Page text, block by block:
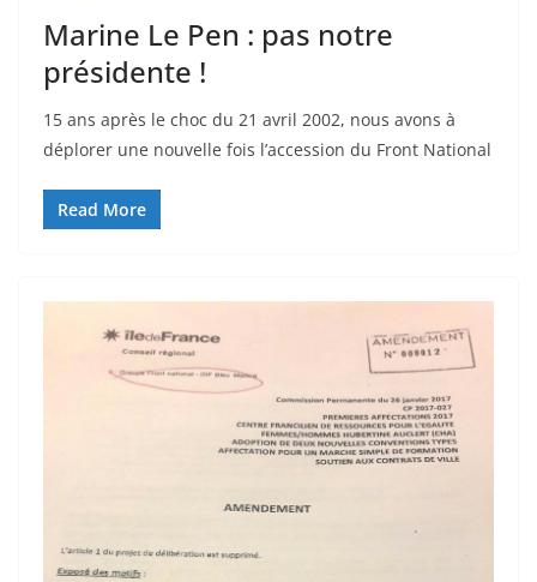
Marine Le Pen : pas notre
présidente !
15 ans après le choc du 21 avril 2002, nous avons à
déplorer une nouvelle fois l’accession du Front National
Read More